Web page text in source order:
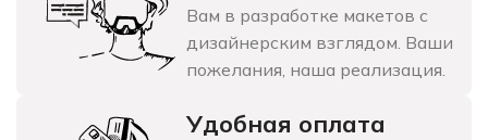
Вам в разработке макетов с
дизайнерским взглядом. Ваши
пожелания, наша реализация.
Удобная оплата